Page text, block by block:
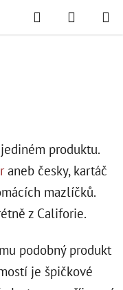
Hledat
KOŠÍK
produktu.
aneb česky, kartáč
mazlíčků.
z Califorie.
podobný produkt
je špičkové